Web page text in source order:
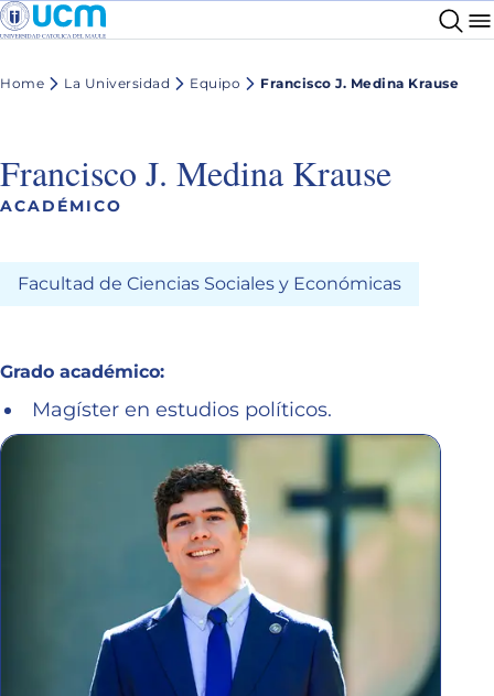
Home La Universidad Equipo Francisco J. Medina Krause
Francisco J. Medina Krause
ACADÉMICO
Facultad de Ciencias Sociales y Económicas
Grado académico:
Magíster en estudios políticos.